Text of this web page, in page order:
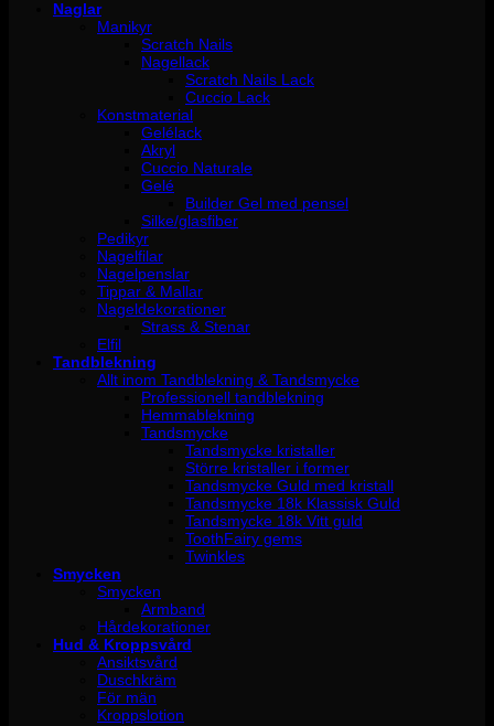
Naglar
Manikyr
Scratch Nails
Nagellack
Scratch Nails Lack
Cuccio Lack
Konstmaterial
Gelélack
Akryl
Cuccio Naturale
Gelé
Builder Gel med pensel
Silke/glasfiber
Pedikyr
Nagelfilar
Nagelpenslar
Tippar & Mallar
Nageldekorationer
Strass & Stenar
Elfil
Tandblekning
Allt inom Tandblekning & Tandsmycke
Professionell tandblekning
Hemmablekning
Tandsmycke
Tandsmycke kristaller
Större kristaller i former
Tandsmycke Guld med kristall
Tandsmycke 18k Klassisk Guld
Tandsmycke 18k Vitt guld
ToothFairy gems
Twinkles
Smycken
Smycken
Armband
Hårdekorationer
Hud & Kroppsvård
Ansiktsvård
Duschkräm
För män
Kroppslotion